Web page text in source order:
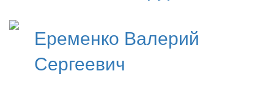
Еременко Валерий
Сергеевич